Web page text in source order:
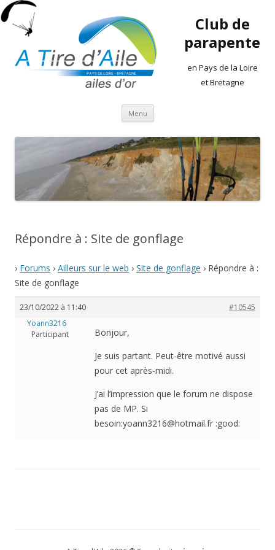
Club de
parapente
en Pays de la Loire
et Bretagne
Menu Aller
contenu
Répondre à : Site de gonflage
› Forums › Ailleurs sur le web › Site de gonflage › Répondre à :
Site de gonflage
23/10/2022 à 11:40
#10545
Yoann3216
Participant
Bonjour,
Je suis partant. Peut-être motivé aussi
pour cet après-midi.
J’ai l’impression que le forum ne dispose
pas de MP. Si
besoin:yoann3216@hotmail.fr :good: